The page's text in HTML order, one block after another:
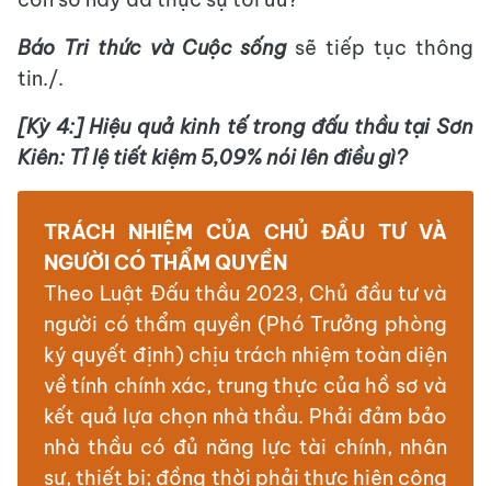
Báo Tri thức và Cuộc sốngsẽ tiếp tục thông
tin./.
[Kỳ 4:] Hiệu quả kinh tế trong đấu thầu tại Sơn
Kiên: Tỉ lệ tiết kiệm 5,09% nói lên điều gì?
TRÁCH NHIỆM CỦA CHỦ ĐẦU TƯ VÀ
NGƯỜI CÓ THẨM QUYỀN
Theo Luật Đấu thầu 2023, Chủ đầu tư và
người có thẩm quyền (Phó Trưởng phòng
ký quyết định) chịu trách nhiệm toàn diện
về tính chính xác, trung thực của hồ sơ và
kết quả lựa chọn nhà thầu. Phải đảm bảo
nhà thầu có đủ năng lực tài chính, nhân
sự, thiết bị; đồng thời phải thực hiện công